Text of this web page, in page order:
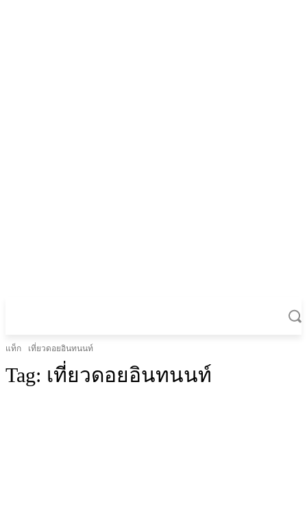
แท็ก เที่ยวดอยอินทนนท์
Tag: เที่ยวดอยอินทนนท์